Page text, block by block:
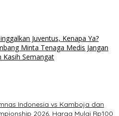
Juventus, Kenapa Ya?
Minta Tenaga Medis Jangan
Kasih Semangat
Indonesia vs Kamboja dan
2026, Harga Mulai Rp100